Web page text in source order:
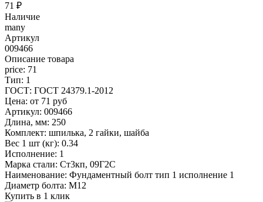
71 ₽
Наличие
many
Артикул
009466
Описание товара
price: 71
Тип: 1
ГОСТ: ГОСТ 24379.1-2012
Цена: от 71 руб
Артикул: 009466
Длина, мм: 250
Комплект: шпилька, 2 гайки, шайба
Вес 1 шт (кг): 0.34
Исполнение: 1
Марка стали: Ст3кп, 09Г2С
Наименование: Фундаментный болт тип 1 исполнение 1
Диаметр болта: М12
Купить в 1 клик